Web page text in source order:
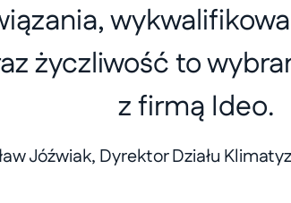
życzliwość to
z firmą Ideo.
Jóźwiak, Dyrektor Działu